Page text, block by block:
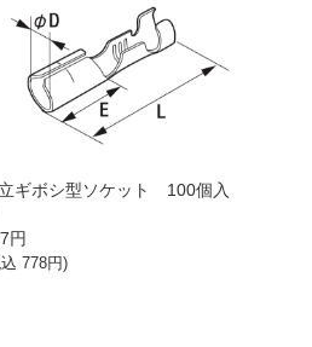
ギボシ型ソケット 100個入
円
778円)